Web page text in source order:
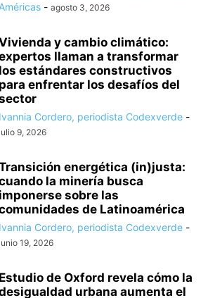
Américas - agosto 3, 2026
y cambio climático:
llaman a transformar
los estándares constructivos
para enfrentar los desafíos del
Ivannia Cordero, periodista Codexverde -
9, 2026
energética (in)justa:
la minería busca
imponerse sobre las
de Latinoamérica
Ivannia Cordero, periodista Codexverde -
19, 2026
Estudio de Oxford revela cómo la
urbana aumenta el